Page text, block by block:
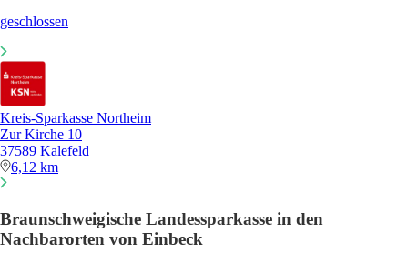
geschlossen
Kreis-Sparkasse Northeim
Zur Kirche 10
37589 Kalefeld
6,12 km
Braunschweigische Landessparkasse in den
Nachbarorten von Einbeck